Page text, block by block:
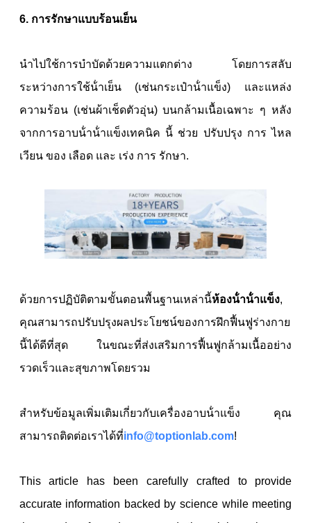
6. การรักษาแบบร้อนเย็น
นําไปใช้การบําบัดด้วยความแตกต่าง โดยการสลับ
ระหว่างการใช้น้ําเย็น (เช่นกระเป๋าน้ําแข็ง) และแหล่ง
ความร้อน (เช่นผ้าเช็ดตัวอุ่น) บนกล้ามเนื้อเฉพาะ ๆ หลัง
จากการอาบน้ําน้ําแข็งเทคนิค นี้ ช่วย ปรับปรุง การ ไหล
เวียน ของ เลือด และ เร่ง การ รักษา.
ด้วยการปฏิบัติตามขั้นตอนพื้นฐานเหล่านี้ห้องน้ําน้ําแข็ง,
คุณสามารถปรับปรุงผลประโยชน์ของการฝึกฟื้นฟูร่างกาย
นี้ได้ดีที่สุด ในขณะที่ส่งเสริมการฟื้นฟูกล้ามเนื้ออย่าง
รวดเร็วและสุขภาพโดยรวม
สําหรับข้อมูลเพิ่มเติมเกี่ยวกับเครื่องอาบน้ําแข็ง คุณ
สามารถติดต่อเราได้ที่info@toptionlab.com!
This article has been carefully crafted to provide
accurate information backed by science while meeting